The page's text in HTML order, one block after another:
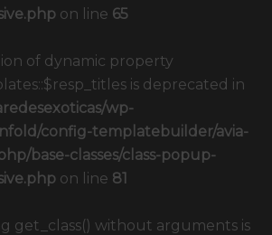
on line 65
of dynamic property
is deprecated in
wp-
config-templatebuilder/avia-
base-classes/class-popup-
on line 81
get_class() without arguments is